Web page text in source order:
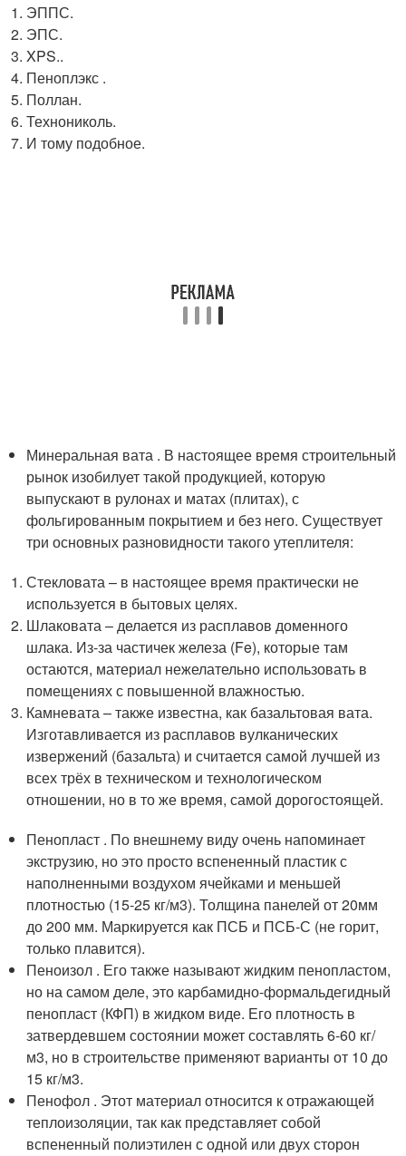
ЭППС.
ЭПС.
XPS..
Пеноплэкс .
Поллан.
Технониколь.
И тому подобное.
Минеральная вата . В настоящее время строительный
рынок изобилует такой продукцией, которую
выпускают в рулонах и матах (плитах), с
фольгированным покрытием и без него. Существует
три основных разновидности такого утеплителя:
Стекловата – в настоящее время практически не
используется в бытовых целях.
Шлаковата – делается из расплавов доменного
шлака. Из-за частичек железа (Fe), которые там
остаются, материал нежелательно использовать в
помещениях с повышенной влажностью.
Камневата – также известна, как базальтовая вата.
Изготавливается из расплавов вулканических
извержений (базальта) и считается самой лучшей из
всех трёх в техническом и технологическом
отношении, но в то же время, самой дорогостоящей.
Пенопласт . По внешнему виду очень напоминает
экструзию, но это просто вспененный пластик с
наполненными воздухом ячейками и меньшей
плотностью (15-25 кг/м3). Толщина панелей от 20мм
до 200 мм. Маркируется как ПСБ и ПСБ-С (не горит,
только плавится).
Пеноизол . Его также называют жидким пенопластом,
но на самом деле, это карбамидно-формальдегидный
пенопласт (КФП) в жидком виде. Его плотность в
затвердевшем состоянии может составлять 6-60 кг/
м3, но в строительстве применяют варианты от 10 до
15 кг/м3.
Пенофол . Этот материал относится к отражающей
теплоизоляции, так как представляет собой
вспененный полиэтилен с одной или двух сторон